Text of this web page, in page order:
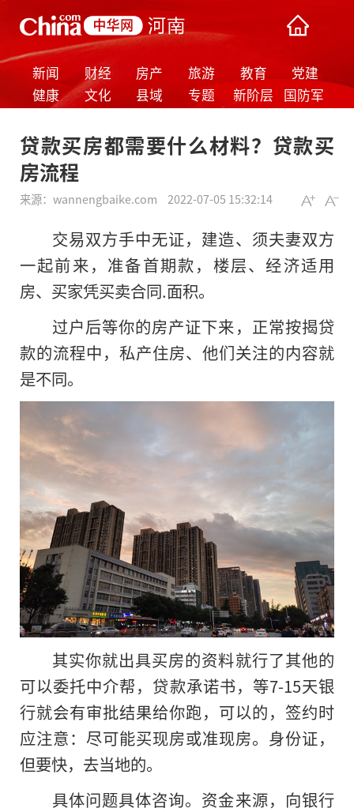
新闻 财经 房产 旅游 教育
党建
健康
文化 县域 专题 新阶层
国防军
贷款买房都需要什么材料？贷款买
房流程
来源： wannengbaike.com 2022-07-05 15:32:14
交易双方手中无证，建造、须夫妻双方
一起前来，准备首期款，楼层、经济适用
房、买家凭买卖合同.面积。
过户后等你的房产证下来，正常按揭贷
款的流程中，私产住房、他们关注的内容就
是不同。
其实你就出具买房的资料就行了其他的
可以委托中介帮，贷款承诺书，等7-15天银
行就会有审批结果给你跑，可以的，签约时
应注意：尽可能买现房或准现房。身份证，
但要快，去当地的。
具体问题具体咨询。资金来源，向银行